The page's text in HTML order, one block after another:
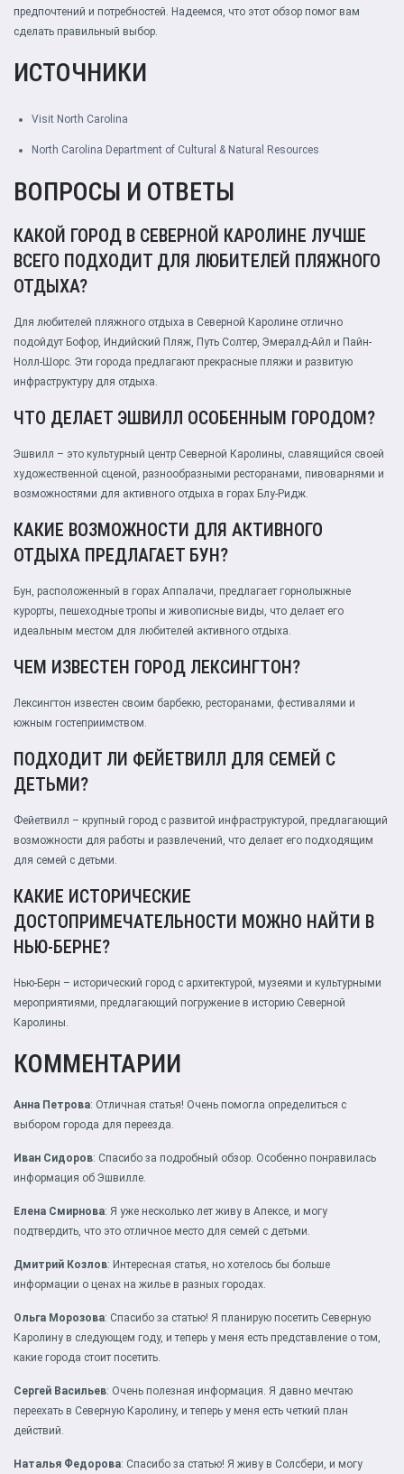
предпочтений и потребностей. Надеемся, что этот обзор помог вам
сделать правильный выбор.
ИСТОЧНИКИ
Visit North Carolina
North Carolina Department of Cultural & Natural Resources
ВОПРОСЫ И ОТВЕТЫ
КАКОЙ ГОРОД В СЕВЕРНОЙ КАРОЛИНЕ ЛУЧШЕ
ВСЕГО ПОДХОДИТ ДЛЯ ЛЮБИТЕЛЕЙ ПЛЯЖНОГО
ОТДЫХА?
Для любителей пляжного отдыха в Северной Каролине отлично
подойдут Бофор, Индийский Пляж, Путь Солтер, Эмералд-Айл и Пайн-
Нолл-Шорс. Эти города предлагают прекрасные пляжи и развитую
инфраструктуру для отдыха.
ЧТО ДЕЛАЕТ ЭШВИЛЛ ОСОБЕННЫМ ГОРОДОМ?
Эшвилл – это культурный центр Северной Каролины, славящийся своей
художественной сценой, разнообразными ресторанами, пивоварнями и
возможностями для активного отдыха в горах Блу-Ридж.
КАКИЕ ВОЗМОЖНОСТИ ДЛЯ АКТИВНОГО
ОТДЫХА ПРЕДЛАГАЕТ БУН?
Бун, расположенный в горах Аппалачи, предлагает горнолыжные
курорты, пешеходные тропы и живописные виды, что делает его
идеальным местом для любителей активного отдыха.
ЧЕМ ИЗВЕСТЕН ГОРОД ЛЕКСИНГТОН?
Лексингтон известен своим барбекю, ресторанами, фестивалями и
южным гостеприимством.
ПОДХОДИТ ЛИ ФЕЙЕТВИЛЛ ДЛЯ СЕМЕЙ С
ДЕТЬМИ?
Фейетвилл – крупный город с развитой инфраструктурой, предлагающий
возможности для работы и развлечений, что делает его подходящим
для семей с детьми.
КАКИЕ ИСТОРИЧЕСКИЕ
ДОСТОПРИМЕЧАТЕЛЬНОСТИ МОЖНО НАЙТИ В
НЬЮ-БЕРНЕ?
Нью-Берн – исторический город с архитектурой, музеями и культурными
мероприятиями, предлагающий погружение в историю Северной
Каролины.
КОММЕНТАРИИ
Анна Петрова: Отличная статья! Очень помогла определиться с
выбором города для переезда.
Иван Сидоров: Спасибо за подробный обзор. Особенно понравилась
информация об Эшвилле.
Елена Смирнова: Я уже несколько лет живу в Апексе, и могу
подтвердить, что это отличное место для семей с детьми.
Дмитрий Козлов: Интересная статья, но хотелось бы больше
информации о ценах на жилье в разных городах.
Ольга Морозова: Спасибо за статью! Я планирую посетить Северную
Каролину в следующем году, и теперь у меня есть представление о том,
какие города стоит посетить.
Сергей Васильев: Очень полезная информация. Я давно мечтаю
переехать в Северную Каролину, и теперь у меня есть четкий план
действий.
Наталья Федорова: Спасибо за статью! Я живу в Солсбери, и могу